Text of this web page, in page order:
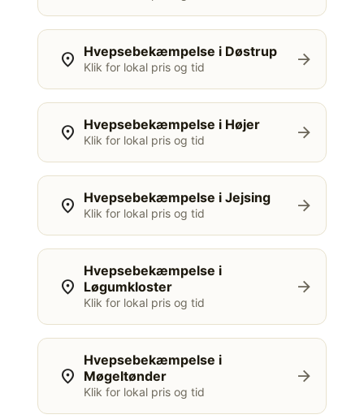
location_on Hvepsebekæmpelse i Døstrup
Klik for lokal pris og tid arrow_forward
location_on Hvepsebekæmpelse i Højer
Klik for lokal pris og tid arrow_forward
location_on Hvepsebekæmpelse i Jejsing
Klik for lokal pris og tid arrow_forward
location_on
Hvepsebekæmpelse i
Løgumkloster
Klik for lokal pris og tid
arrow_forward
location_on
Hvepsebekæmpelse i
Møgeltønder
Klik for lokal pris og tid
arrow_forward